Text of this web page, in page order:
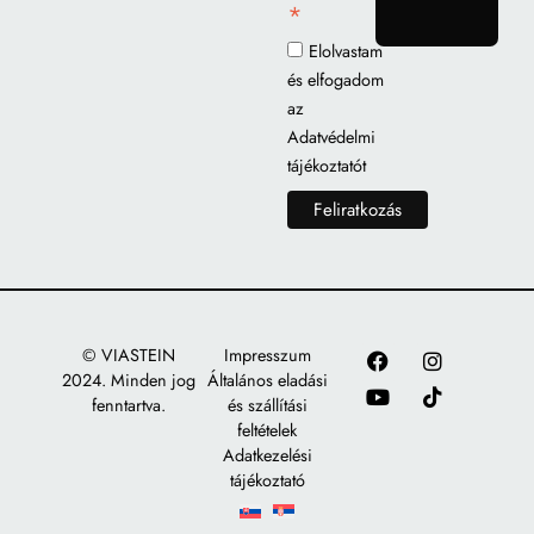
*
Elolvastam
és elfogadom
az
Adatvédelmi
tájékoztatót
© VIASTEIN
2024. Minden jog
fenntartva.
Impresszum
Általános eladási
és szállítási
feltételek
Adatkezelési
tájékoztató